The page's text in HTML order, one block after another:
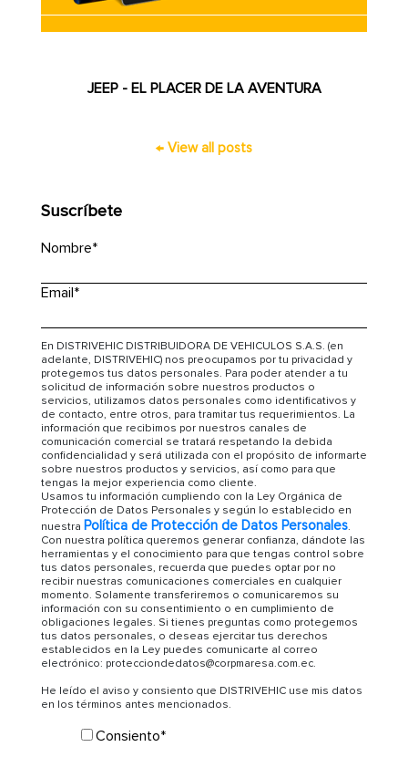
JEEP - EL PLACER DE LA AVENTURA
← View all posts
Suscríbete
Nombre*
Email*
En DISTRIVEHIC DISTRIBUIDORA DE VEHICULOS S.A.S. (en
adelante, DISTRIVEHIC) nos preocupamos por tu privacidad y
protegemos tus datos personales. Para poder atender a tu
solicitud de información sobre nuestros productos o
servicios, utilizamos datos personales como identificativos y
de contacto, entre otros, para tramitar tus requerimientos. La
información que recibimos por nuestros canales de
comunicación comercial se tratará respetando la debida
confidencialidad y será utilizada con el propósito de informarte
sobre nuestros productos y servicios, así como para que
tengas la mejor experiencia como cliente.
Usamos tu información cumpliendo con la Ley Orgánica de
Protección de Datos Personales y según lo establecido en
nuestra Política de Protección de Datos Personales.
Con nuestra política queremos generar confianza, dándote las
herramientas y el conocimiento para que tengas control sobre
tus datos personales, recuerda que puedes optar por no
recibir nuestras comunicaciones comerciales en cualquier
momento. Solamente transferiremos o comunicaremos su
información con su consentimiento o en cumplimiento de
obligaciones legales. Si tienes preguntas como protegemos
tus datos personales, o deseas ejercitar tus derechos
establecidos en la Ley puedes comunicarte al correo
electrónico: protecciondedatos@corpmaresa.com.ec.
He leído el aviso y consiento que DISTRIVEHIC use mis datos
en los términos antes mencionados.
Consiento*